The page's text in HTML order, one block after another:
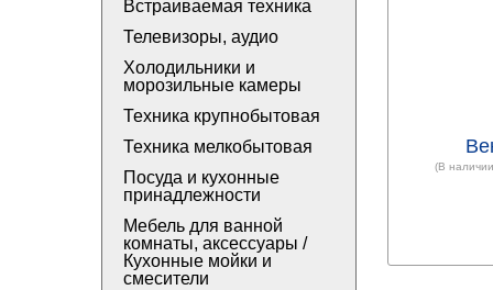
Встраиваемая техника
Телевизоры, аудио
Холодильники и
морозильные камеры
Техника крупнобытовая
Техника мелкобытовая
Посуда и кухонные
принадлежности
Мебель для ванной
комнаты, аксессуары /
Кухонные мойки и
смесители
(В